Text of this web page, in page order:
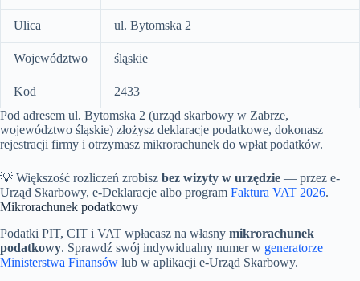
Ulica ul. Bytomska 2
Województwo śląskie
Kod
2433
Pod adresem ul. Bytomska 2 (urząd skarbowy w Zabrze,
województwo śląskie) złożysz deklaracje podatkowe, dokonasz
rejestracji firmy i otrzymasz mikrorachunek do wpłat podatków.
💡 Większość rozliczeń zrobisz bez wizyty w urzędzie — przez e-
Urząd Skarbowy, e-Deklaracje albo program Faktura VAT 2026.
Mikrorachunek podatkowy
Podatki PIT, CIT i VAT wpłacasz na własny mikrorachunek
podatkowy. Sprawdź swój indywidualny numer w generatorze
Ministerstwa Finansów lub w aplikacji e-Urząd Skarbowy.